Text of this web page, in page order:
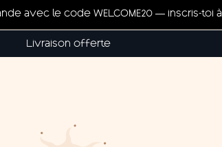
Livraison offerte
avec le code WELCOME20 — inscris-toi